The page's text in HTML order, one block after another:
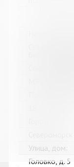
Улица, дом:
Головко, д. 5